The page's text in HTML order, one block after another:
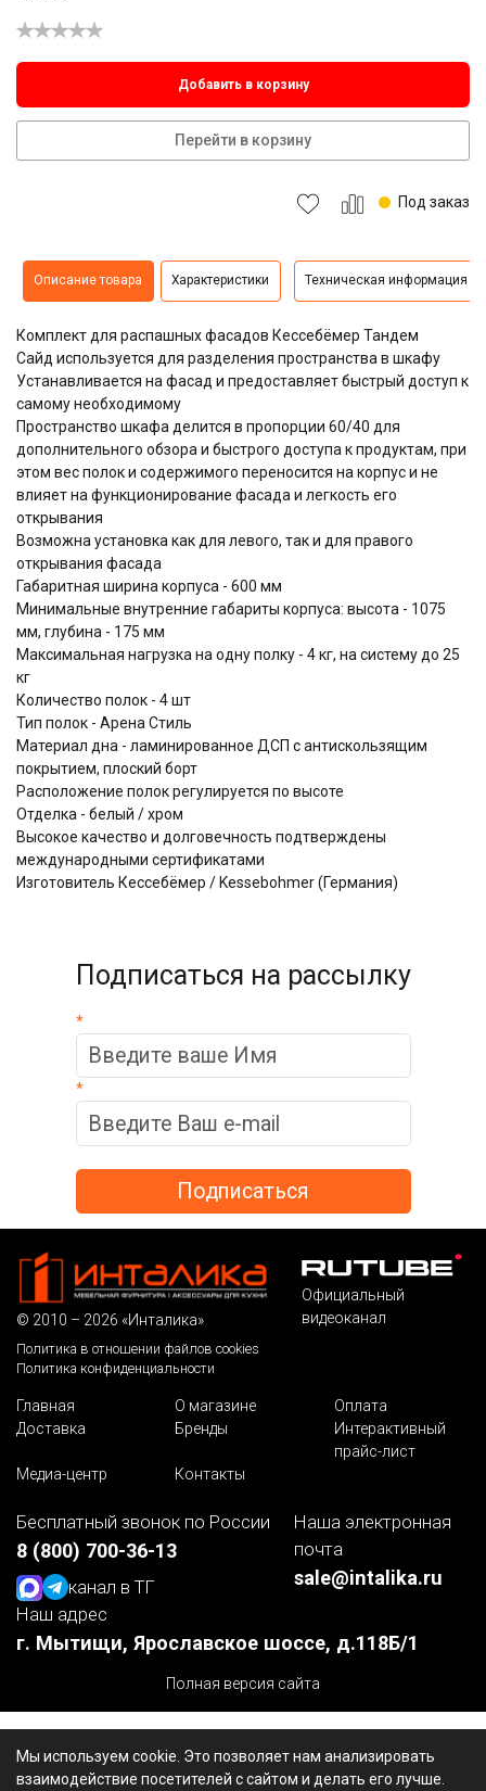
Добавить в корзину
Перейти в корзину
Под заказ
Описание товара Характеристики Техническая информация
Комплект для распашных фасадов Кессебёмер Тандем
Сайд используется для разделения пространства в шкафу
Устанавливается на фасад и предоставляет быстрый доступ к
самому необходимому
Пространство шкафа делится в пропорции 60/40 для
дополнительного обзора и быстрого доступа к продуктам, при
этом вес полок и содержимого переносится на корпус и не
влияет на функционирование фасада и легкость его
открывания
Возможна установка как для левого, так и для правого
открывания фасада
Габаритная ширина корпуса - 600 мм
Минимальные внутренние габариты корпуса: высота - 1075
мм, глубина - 175 мм
Максимальная нагрузка на одну полку - 4 кг, на систему до 25
кг
Количество полок - 4 шт
Тип полок - Арена Стиль
Материал дна - ламинированное ДСП с антискользящим
покрытием, плоский борт
Расположение полок регулируется по высоте
Отделка - белый / хром
Высокое качество и долговечность подтверждены
международными сертификатами
Изготовитель Кессебёмер / Kessebohmer (Германия)
Подписаться на рассылку
*
*
Мы используем cookie. Это позволяет нам анализировать
взаимодействие посетителей с сайтом и делать его лучше.
© 2010 – 2026 «Инталика»
Политика в отношении файлов cookies
Политика конфиденциальности
Официальный
видеоканал
Главная О магазине
Оплата
Доставка
Бренды
Интерактивный
прайс-лист
Медиа-центр
Контакты
Бесплатный звонок по России
8 (800) 700-36-13
канал в ТГ
Наша электронная
почта
sale@intalika.ru
Наш адрес
г. Мытищи, Ярославское шоссе, д.118Б/1
Полная версия сайта